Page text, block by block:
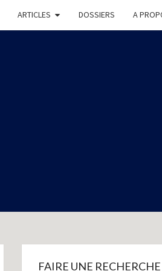
ARTICLES DOSSIERS A
FAIRE UNE RECHERCHE